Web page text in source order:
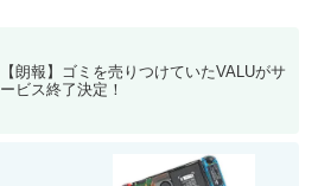
【朗報】ゴミを売りつけていたVALUがサ
ービス終了決定！